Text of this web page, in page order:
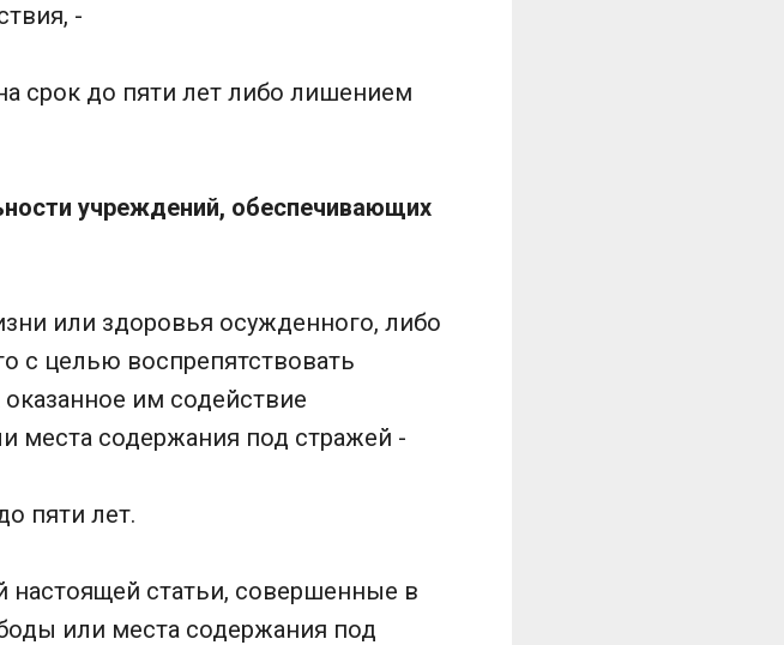
-
срок до пяти лет либо лишением
учреждений, обеспечивающих
или здоровья осужденного, либо
с целью воспрепятствовать
им содействие
места содержания под стражей -
пяти лет.
настоящей статьи, совершенные в
или места содержания под